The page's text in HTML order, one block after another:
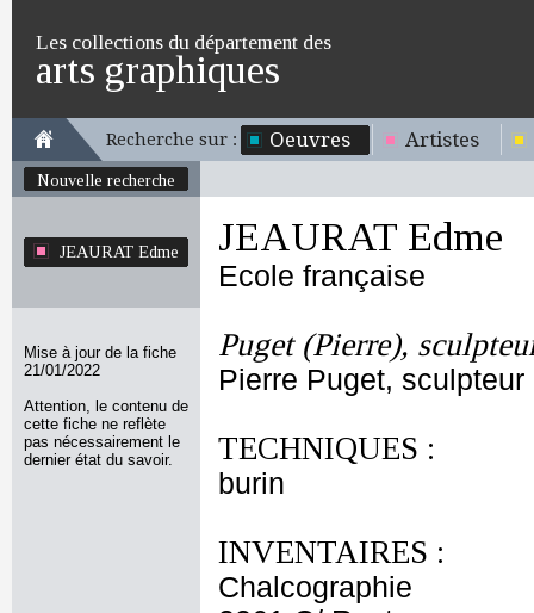
Les collections du département des
arts graphiques
Recherche sur : Oeuvres Artistes
Nouvelle recherche
JEAURAT Edme
Mise à jour de la fiche
21/01/2022
Attention, le contenu de
cette fiche ne reflète
pas nécessairement le
dernier état du savoir.
JEAURAT Edme
Ecole française
Puget (Pierre),
Pierre Puget, sculpteur
TECHNIQUES :
burin
INVENTAIRES :
Chalcographie